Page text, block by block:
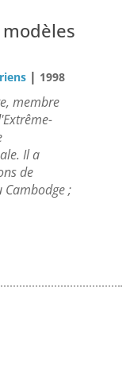
| 1998
membre
Il a
de
;